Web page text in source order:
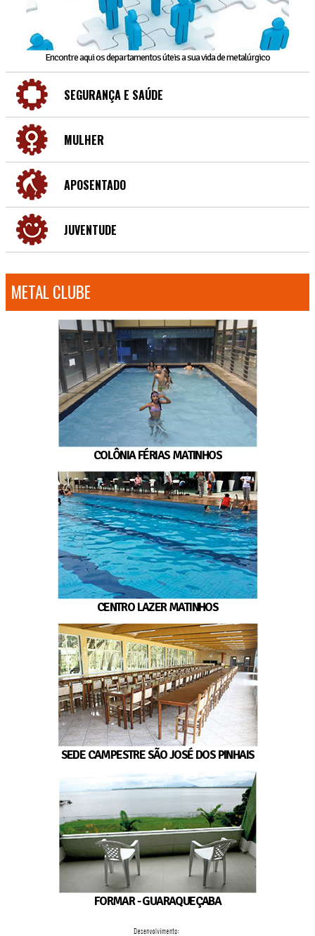
Encontre aqui os departamentos úteis a sua vida de metalúrgico
SEGURANÇA E SAÚDE
MULHER
APOSENTADO
JUVENTUDE
METAL CLUBE
COLÔNIA FÉRIAS MATINHOS
CENTRO LAZER MATINHOS
SEDE CAMPESTRE SÃO JOSÉ DOS PINHAIS
FORMAR - GUARAQUEÇABA